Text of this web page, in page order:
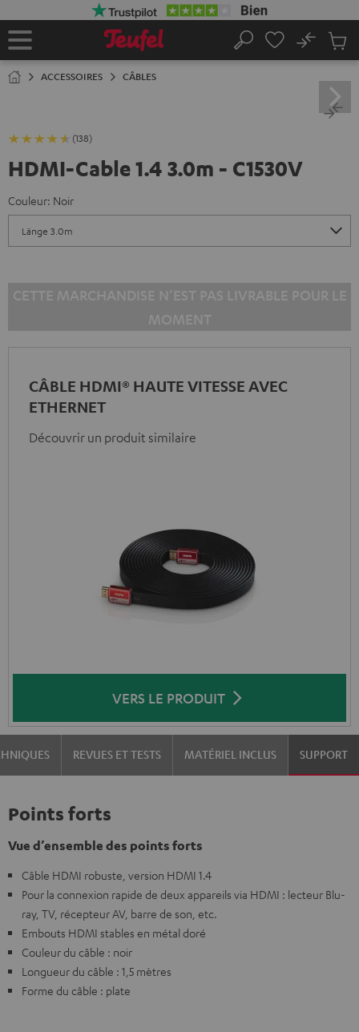
Page
Rechercher
No
panier
ACCESSOIRES CÂBLES
(138)
HDMI-Cable 1.4 3.0m - C1530V
Couleur: Noir
CÂBLE HDMI® HAUTE VITESSE AVEC
ETHERNET
Découvrir un produit similaire
VERS LE PRODUIT
REVUES ET TESTS MATÉRIEL INCLUS SUPPORT
Points forts
Vue d’ensemble des points forts
Câble HDMI robuste, version HDMI 1.4
Pour la connexion rapide de deux appareils via HDMI : lecteur Blu-
ray, TV, récepteur AV, barre de son, etc.
Embouts HDMI stables en métal doré
Couleur du câble : noir
Longueur du câble : 1,5 mètres
Forme du câble : plate